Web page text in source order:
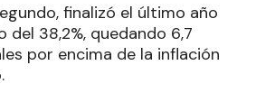
finalizó el último año
del 38,2%, quedando 6,7
por encima de la inflación